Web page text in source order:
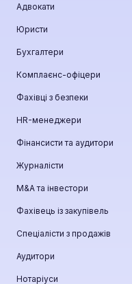
Адвокати
Юристи
Бухгалтери
Комплаєнс-офіцери
Фахівці з безпеки
HR-менеджери
Фінансисти та аудитори
Журналісти
М&A та інвестори
Фахівець із закупівель
Спеціалісти з продажів
Аудитори
Нотаріуси